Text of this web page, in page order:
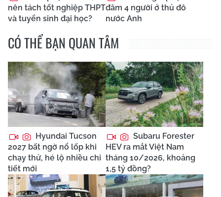
nên tách tốt nghiệp THPT
và tuyển sinh đại học?
đâm 4 người ở thủ đô
nước Anh
CÓ THỂ BẠN QUAN TÂM
Hyundai Tucson
2027 bất ngờ nổ lốp khi
chạy thử, hé lộ nhiều chi
tiết mới
Subaru Forester
HEV ra mắt Việt Nam
tháng 10/2026, khoảng
1,5 tỷ đồng?